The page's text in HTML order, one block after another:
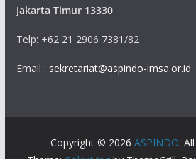
Jakarta Timur 13330
Telp: +62 21 2906 7381/82
Email : sekretariat@aspindo-imsa.or.id
Copyright © 2026 ASPINDO.